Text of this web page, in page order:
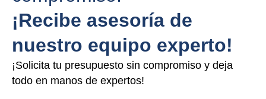
¡Recibe asesoría de
nuestro equipo experto!
¡Solicita tu presupuesto sin compromiso y deja
todo en manos de expertos!